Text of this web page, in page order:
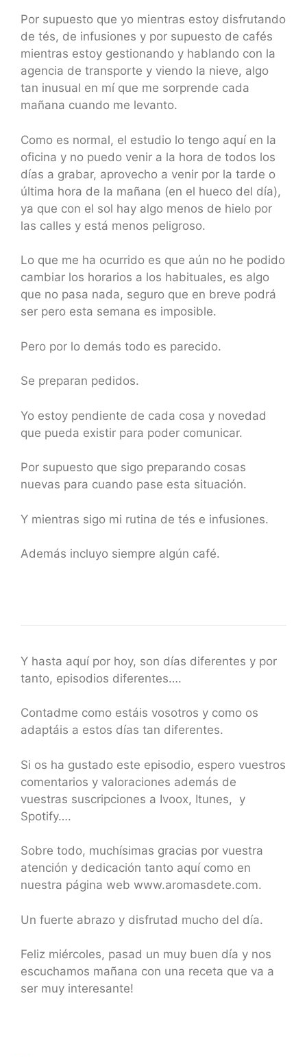
Por supuesto que yo mientras estoy disfrutando
de tés, de infusiones y por supuesto de cafés
mientras estoy gestionando y hablando con la
agencia de transporte y viendo la nieve, algo
tan inusual en mí que me sorprende cada
mañana cuando me levanto.
Como es normal, el estudio lo tengo aquí en la
oficina y no puedo venir a la hora de todos los
días a grabar, aprovecho a venir por la tarde o
última hora de la mañana (en el hueco del día),
ya que con el sol hay algo menos de hielo por
las calles y está menos peligroso.
Lo que me ha ocurrido es que aún no he podido
cambiar los horarios a los habituales, es algo
que no pasa nada, seguro que en breve podrá
ser pero esta semana es imposible.
Pero por lo demás todo es parecido.
Se preparan pedidos.
Yo estoy pendiente de cada cosa y novedad
que pueda existir para poder comunicar.
Por supuesto que sigo preparando cosas
nuevas para cuando pase esta situación.
Y mientras sigo mi rutina de tés e infusiones.
Además incluyo siempre algún café.
Y hasta aquí por hoy, son días diferentes y por
tanto, episodios diferentes….
Contadme como estáis vosotros y como os
adaptáis a estos días tan diferentes.
Si os ha gustado este episodio, espero vuestros
comentarios y valoraciones además de
vuestras suscripciones a Ivoox, Itunes, y
Spotify….
Sobre todo, muchísimas gracias por vuestra
atención y dedicación tanto aquí como en
nuestra página web www.aromasdete.com.
Un fuerte abrazo y disfrutad mucho del día.
Feliz miércoles, pasad un muy buen día y nos
escuchamos mañana con una receta que va a
ser muy interesante!